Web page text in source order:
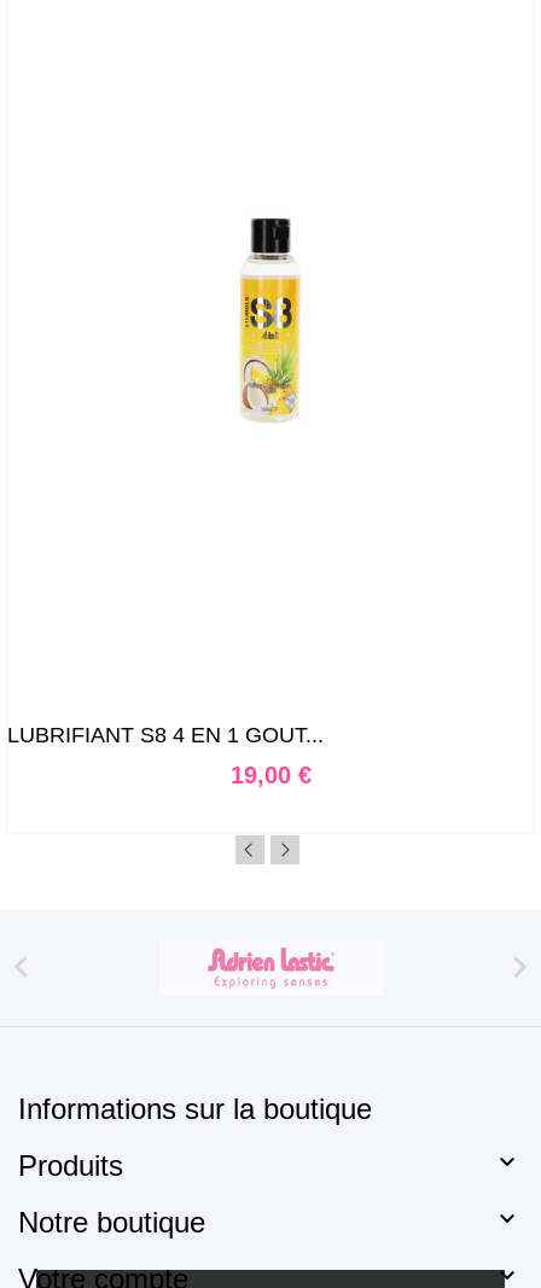
LUBRIFIANT S8 4 EN 1 GOUT...
Prix
19,00 €
 
Informations sur la boutique
Produits

Notre boutique 
Votre compte 